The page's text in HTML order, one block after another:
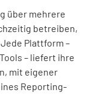
über mehrere
betreiben,
Plattform –
– liefert ihre
mit eigener
Reporting-